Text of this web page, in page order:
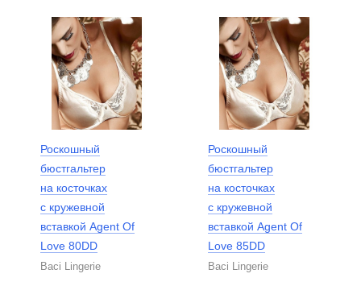
Роскошный
бюстгальтер
на косточках
с кружевной
вставкой Agent Of
Love 80DD
Baci Lingerie
Роскошный
бюстгальтер
на косточках
с кружевной
вставкой Agent Of
Love 85DD
Baci Lingerie